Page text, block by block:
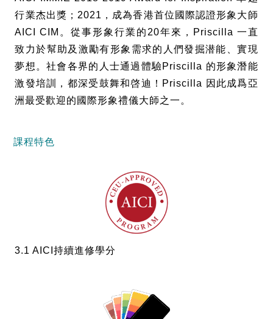
行業杰出獎；2021，成為香港首位國際認證形象大師
AICI CIM。從事形象行業的20年來，
Priscilla 一直
致力於幫助及激勵有形象需求的人們發掘潜能、實現
夢想。社會各界的人士通過體驗Priscilla 的形象潛能
激發培訓，都深受鼓舞和啓迪！ Priscilla 因此成爲亞
洲最受歡迎的國際形象禮儀大師之一。
課程特色
3.1 AICI持續進修學分